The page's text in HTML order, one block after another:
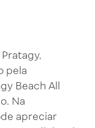
pela
Beach All
Na
apreciar